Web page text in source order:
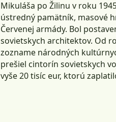
Mikuláša po Žilinu v roku
ústredný pamätník, masové
Červenej armády. Bol
sovietskych architektov. Od
zozname národných
prešiel cintorín sovietskych
vyše 20 tisíc eur, ktorú